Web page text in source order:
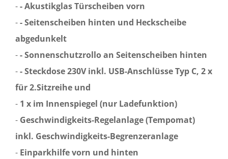
-- Akustikglas Türscheiben vorn
-- Seitenscheiben hinten und Heckscheibe
abgedunkelt
-- Sonnenschutzrollo an Seitenscheiben hinten
-- Steckdose 230V inkl. USB-Anschlüsse Typ C, 2 x
für 2.Sitzreihe und
- 1 x im Innenspiegel (nur Ladefunktion)
- Geschwindigkeits-Regelanlage (Tempomat)
inkl. Geschwindigkeits-Begrenzeranlage
- Einparkhilfe vorn und hinten